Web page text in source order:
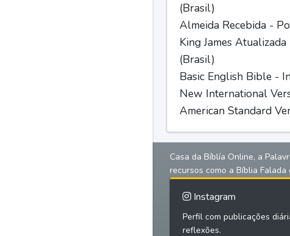
(Brasil)
Almeida Recebida -
King James
(Brasil)
Basic English Bible -
New International
American Standard
Casa da Bíblía Online, a
recursos como a Bíblia
Instagram
Perfil com publicações
reflexões.